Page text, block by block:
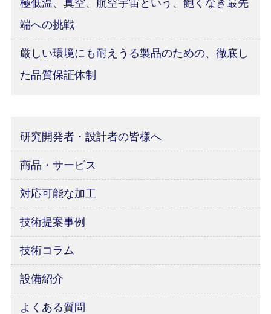
極低温、真空、航空宇宙という、飽くなき最先
端への挑戦
厳しい環境にも耐えうる製品のための、徹底し
た品質保証体制
研究開発者・設計者の皆様へ
商品・サービス
対応可能な加工
技術提案事例
技術コラム
設備紹介
よくある質問